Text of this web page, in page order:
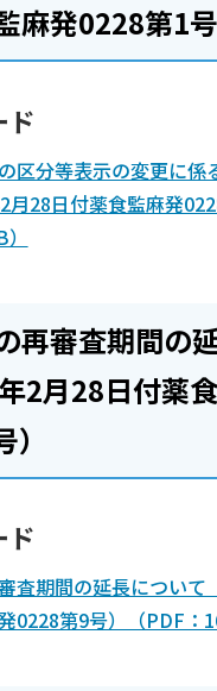
麻発0228第1号
ド
区分等表示の変更に係
28日付薬食監麻発
再審査期間の
年2月28日付薬
ド
査期間の延長について
0228第9号）（PDF：